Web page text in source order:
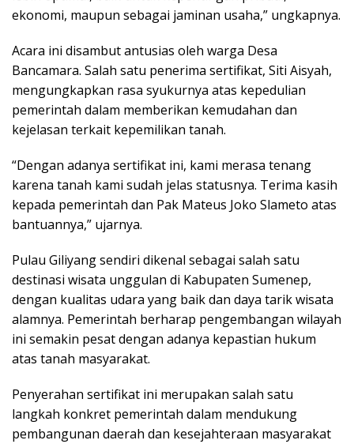
ekonomi, maupun sebagai jaminan usaha,” ungkapnya.
Acara ini disambut antusias oleh warga Desa
Bancamara. Salah satu penerima sertifikat, Siti Aisyah,
mengungkapkan rasa syukurnya atas kepedulian
pemerintah dalam memberikan kemudahan dan
kejelasan terkait kepemilikan tanah.
“Dengan adanya sertifikat ini, kami merasa tenang
karena tanah kami sudah jelas statusnya. Terima kasih
kepada pemerintah dan Pak Mateus Joko Slameto atas
bantuannya,” ujarnya.
Pulau Giliyang sendiri dikenal sebagai salah satu
destinasi wisata unggulan di Kabupaten Sumenep,
dengan kualitas udara yang baik dan daya tarik wisata
alamnya. Pemerintah berharap pengembangan wilayah
ini semakin pesat dengan adanya kepastian hukum
atas tanah masyarakat.
Penyerahan sertifikat ini merupakan salah satu
langkah konkret pemerintah dalam mendukung
pembangunan daerah dan kesejahteraan masyarakat